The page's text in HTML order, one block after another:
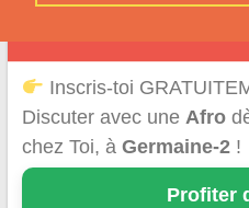
Inscris-toi
Discuter avec une Afro
chez Toi, à Germaine-2!
Profiter